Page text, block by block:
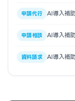
申請代行 AI導入補
申請相談 AI導入補
資料請求 AI導入補